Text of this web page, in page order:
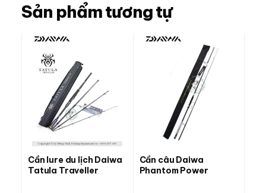
Sản phẩm tương tự
Cần lure du lịch Daiwa
Tatula Traveller
Cần câu Daiwa
Phantom Power